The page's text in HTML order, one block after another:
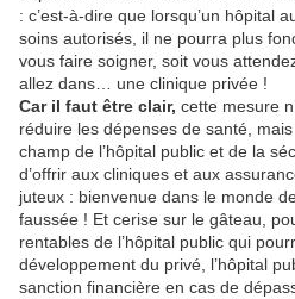
: c’est-à-dire que lorsqu’un hôpital
soins autorisés, il ne pourra plus
vous faire soigner, soit vous
allez dans… une clinique privée !
Car il faut être clair, cette mesure
réduire les dépenses de santé,
champ de l’hôpital public et de la
d’offrir aux cliniques et aux
juteux : bienvenue dans le monde
faussée ! Et cerise sur le gâteau,
rentables de l’hôpital public qui
développement du privé, l’hôpital
sanction financière en cas de